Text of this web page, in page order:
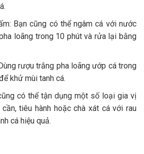
Bạn cũng có thể ngâm cá với nước
loãng trong 10 phút và rửa lại bằng
rượu trắng pha loãng ướp cá trong
khử mùi tanh cá.
có thể tận dụng một số loại gia vị
tiêu hành hoặc chà xát cá với rau
cá hiệu quả.